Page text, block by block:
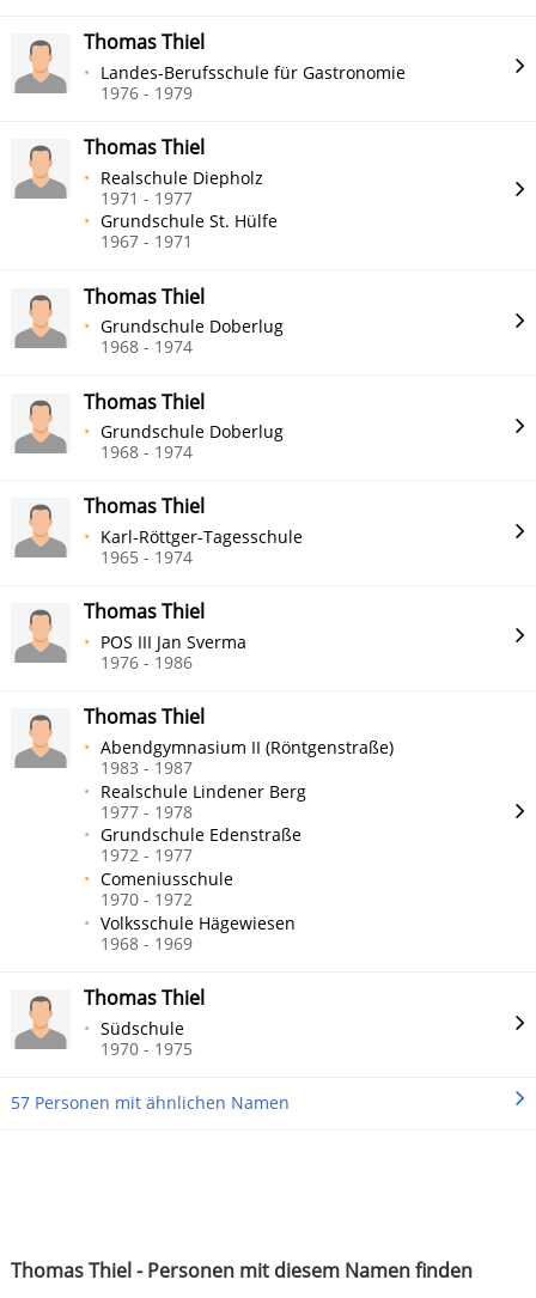
Thomas Thiel - Personen mit diesem Namen finden
Thomas Thiel
Landes-Berufsschule für Gastronomie
1976 - 1979
Thomas Thiel
Realschule Diepholz
1971 - 1977
Grundschule St. Hülfe
1967 - 1971
Thomas Thiel
Grundschule Doberlug
1968 - 1974
Thomas Thiel
Grundschule Doberlug
1968 - 1974
Thomas Thiel
Karl-Röttger-Tagesschule
1965 - 1974
Thomas Thiel
POS III Jan Sverma
1976 - 1986
Thomas Thiel
Abendgymnasium II (Röntgenstraße)
1983 - 1987
Realschule Lindener Berg
1977 - 1978
Grundschule Edenstraße
1972 - 1977
Comeniusschule
1970 - 1972
Volksschule Hägewiesen
1968 - 1969
Thomas Thiel
Südschule
1970 - 1975
57 Personen mit ähnlichen Namen